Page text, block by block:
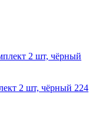
2 шт, чёрный 224